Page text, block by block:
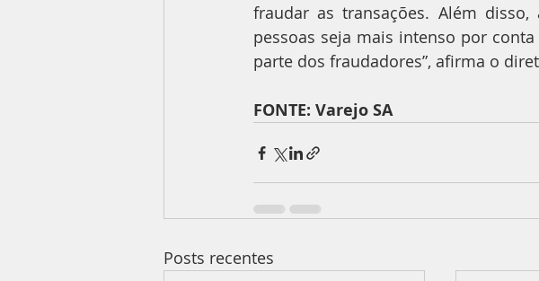
fraudar as transações. Além
pessoas seja mais intenso por
parte dos fraudadores”, afirma o
FONTE: Varejo SA
Posts recentes